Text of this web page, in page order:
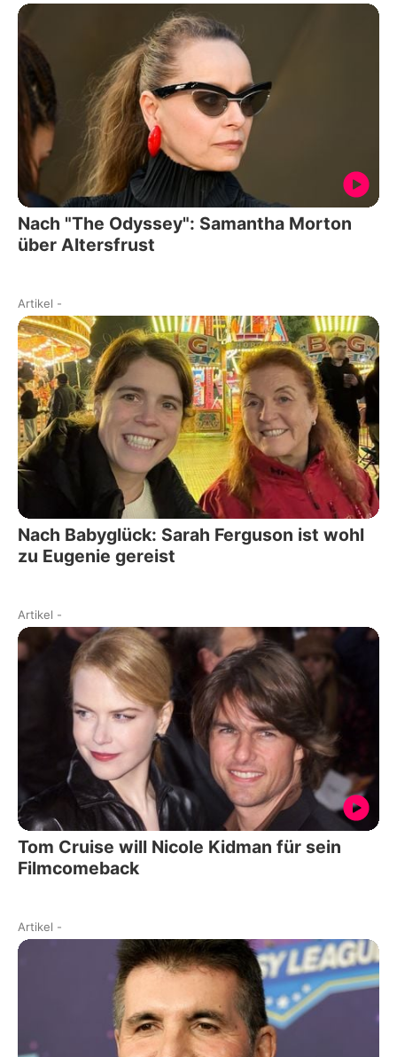
Nach "The Odyssey": Samantha Morton
über Altersfrust
Artikel -
Nach Babyglück: Sarah Ferguson ist wohl
zu Eugenie gereist
Artikel -
Tom Cruise will Nicole Kidman für sein
Filmcomeback
Artikel -